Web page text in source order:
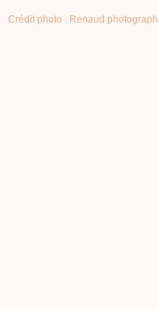
Crédit photo : Renaud